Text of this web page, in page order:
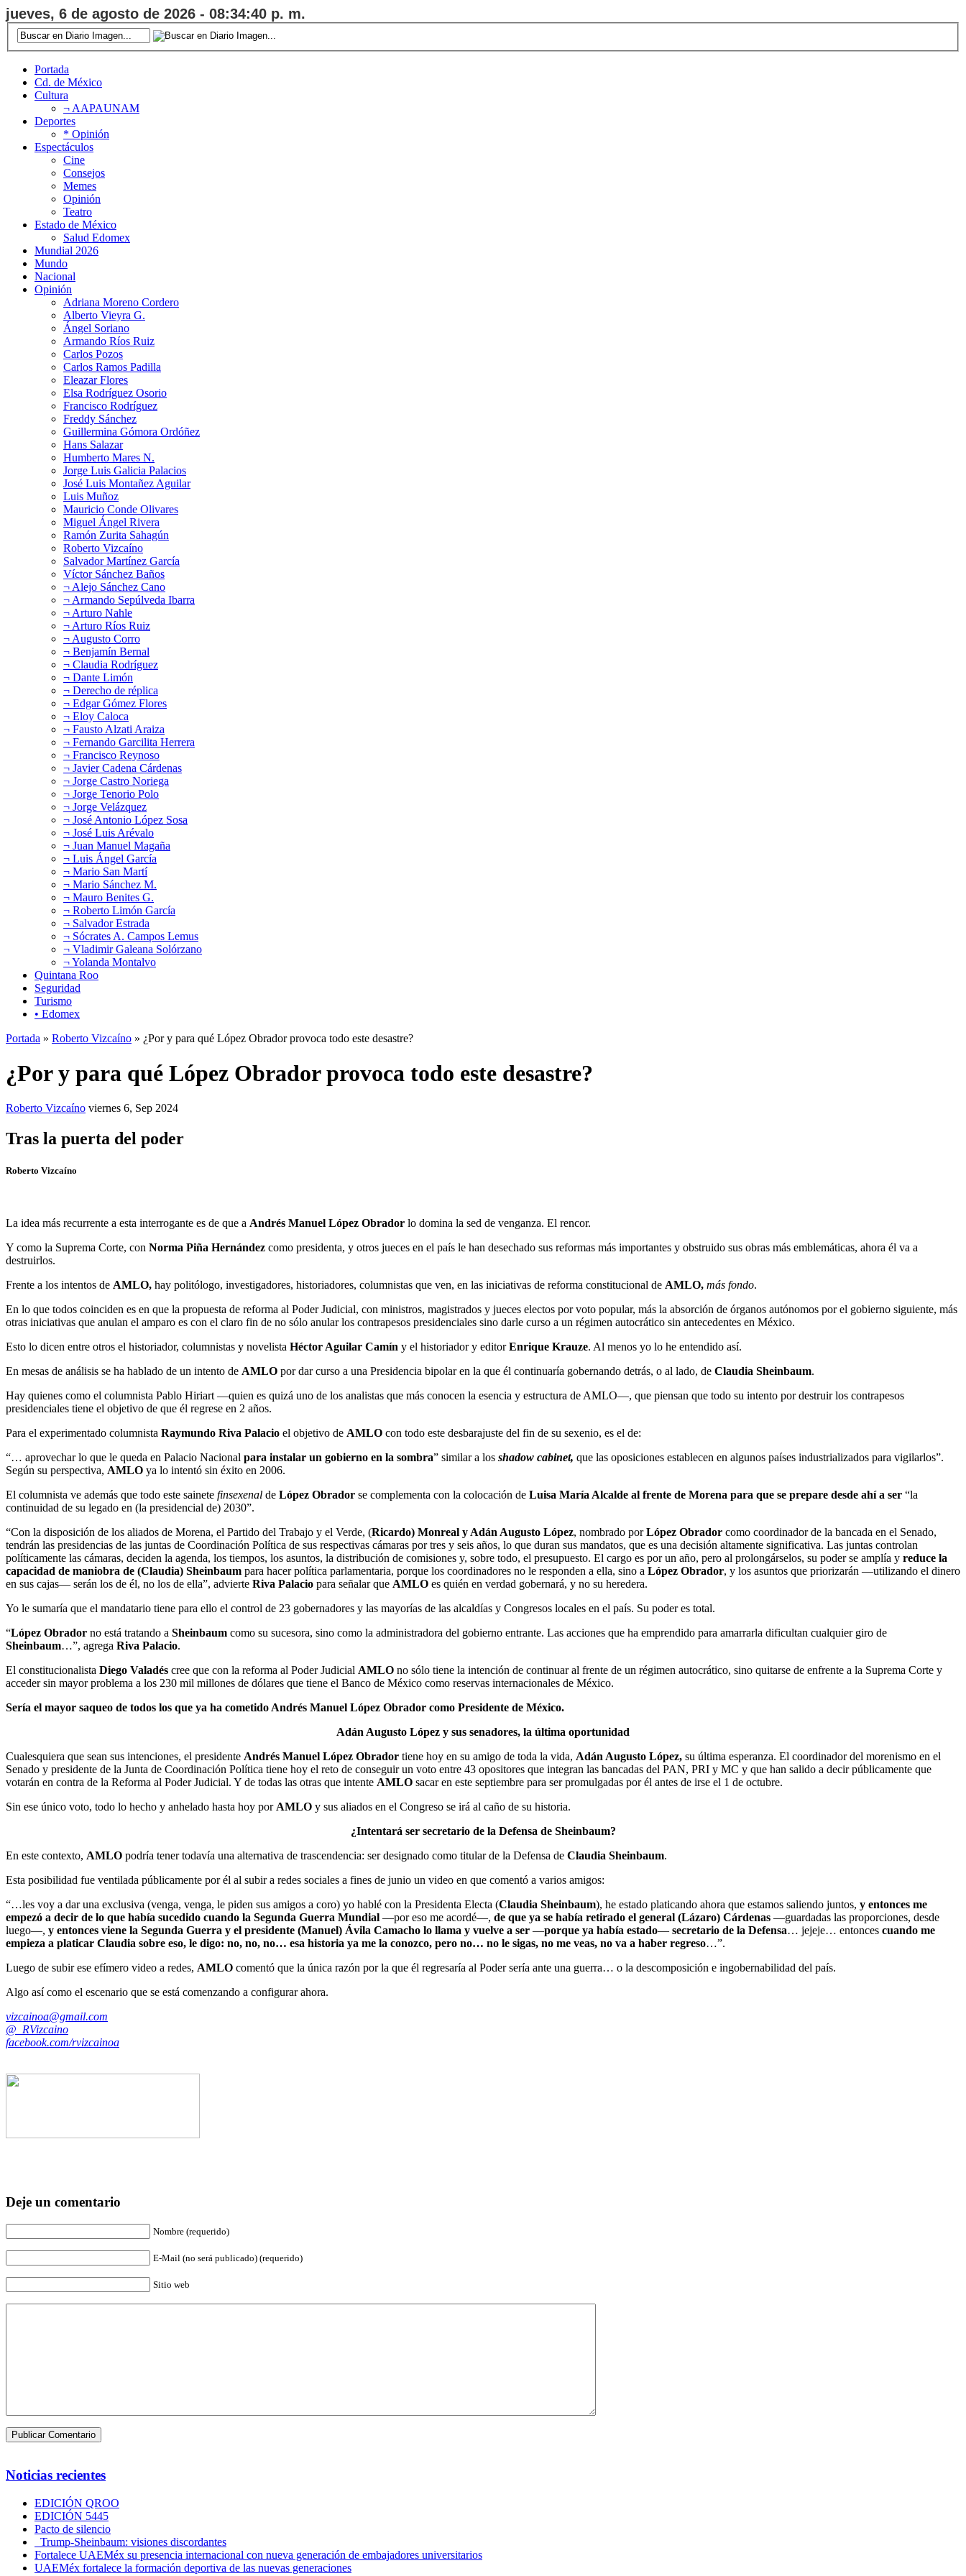
jueves, 6 de agosto de 2026 - 08:34:41 p. m.
Portada
Cd. de México
Cultura
¬ AAPAUNAM
Deportes
* Opinión
Espectáculos
Cine
Consejos
Memes
Opinión
Teatro
Estado de México
Salud Edomex
Mundial 2026
Mundo
Nacional
Opinión
Adriana Moreno Cordero
Alberto Vieyra G.
Ángel Soriano
Armando Ríos Ruiz
Carlos Pozos
Carlos Ramos Padilla
Eleazar Flores
Elsa Rodríguez Osorio
Francisco Rodríguez
Freddy Sánchez
Guillermina Gómora Ordóñez
Hans Salazar
Humberto Mares N.
Jorge Luis Galicia Palacios
José Luis Montañez Aguilar
Luis Muñoz
Mauricio Conde Olivares
Miguel Ángel Rivera
Ramón Zurita Sahagún
Roberto Vizcaíno
Salvador Martínez García
Víctor Sánchez Baños
¬ Alejo Sánchez Cano
¬ Armando Sepúlveda Ibarra
¬ Arturo Nahle
¬ Arturo Ríos Ruiz
¬ Augusto Corro
¬ Benjamín Bernal
¬ Claudia Rodríguez
¬ Dante Limón
¬ Derecho de réplica
¬ Edgar Gómez Flores
¬ Eloy Caloca
¬ Fausto Alzati Araiza
¬ Fernando Garcilita Herrera
¬ Francisco Reynoso
¬ Javier Cadena Cárdenas
¬ Jorge Castro Noriega
¬ Jorge Tenorio Polo
¬ Jorge Velázquez
¬ José Antonio López Sosa
¬ José Luis Arévalo
¬ Juan Manuel Magaña
¬ Luis Ángel García
¬ Mario San Martí
¬ Mario Sánchez M.
¬ Mauro Benites G.
¬ Roberto Limón García
¬ Salvador Estrada
¬ Sócrates A. Campos Lemus
¬ Vladimir Galeana Solórzano
¬ Yolanda Montalvo
Quintana Roo
Seguridad
Turismo
• Edomex
Portada » Roberto Vizcaíno » ¿Por y para qué López Obrador provoca todo este desastre?
¿Por y para qué López Obrador provoca todo este desastre?
Roberto Vizcaíno viernes 6, Sep 2024
Tras la puerta del poder
Roberto Vizcaíno
La idea más recurrente a esta interrogante es de que a Andrés Manuel López Obrador lo domina la sed de venganza. El rencor.
Y como la Suprema Corte, con Norma Piña Hernández como presidenta, y otros jueces en el país le han desechado sus reformas más importantes y obstruido sus obras más emblemáticas, ahora él va a
destruirlos.
Frente a los intentos de AMLO, hay politólogo, investigadores, historiadores, columnistas que ven, en las iniciativas de reforma constitucional de AMLO, más fondo.
En lo que todos coinciden es en que la propuesta de reforma al Poder Judicial, con ministros, magistrados y jueces electos por voto popular, más la absorción de órganos autónomos por el gobierno siguiente, más
otras iniciativas que anulan el amparo es con el claro fin de no sólo anular los contrapesos presidenciales sino darle curso a un régimen autocrático sin antecedentes en México.
Esto lo dicen entre otros el historiador, columnistas y novelista Héctor Aguilar Camín y el historiador y editorEnrique Krauze. Al menos yo lo he entendido así.
En mesas de análisis se ha hablado de un intento de AMLO por dar curso a una Presidencia bipolar en la que él continuaría gobernando detrás, o al lado, de Claudia Sheinbaum.
Hay quienes como el columnista Pablo Hiriart —quien es quizá uno de los analistas que más conocen la esencia y estructura de AMLO—, que piensan que todo su intento por destruir los contrapesos
presidenciales tiene el objetivo de que él regrese en 2 años.
Para el experimentado columnista Raymundo Riva Palacio el objetivo de AMLO con todo este desbarajuste del fin de su sexenio, es el de:
“… aprovechar lo que le queda en Palacio Nacional para instalar un gobierno en la sombra” similar a los shadow cabinet, que las oposiciones establecen en algunos países industrializados para vigilarlos”.
Según su perspectiva, AMLO ya lo intentó sin éxito en 2006.
El columnista ve además que todo este sainete finsexenal de López Obrador se complementa con la colocación de Luisa María Alcalde al frente de Morena para que se prepare desde ahí a ser “la
continuidad de su legado en (la presidencial de) 2030”.
“Con la disposición de los aliados de Morena, el Partido del Trabajo y el Verde, (Ricardo) Monreal y Adán Augusto López, nombrado porLópez Obrador como coordinador de la bancada en el Senado,
tendrán las presidencias de las juntas de Coordinación Política de sus respectivas cámaras por tres y seis años, lo que duran sus mandatos, que es una decisión altamente significativa. Las juntas controlan
políticamente las cámaras, deciden la agenda, los tiempos, los asuntos, la distribución de comisiones y, sobre todo, el presupuesto. El cargo es por un año, pero al prolongárselos, su poder se amplía y reduce la
capacidad de maniobra de (Claudia) Sheinbaum para hacer política parlamentaria, porque los coordinadores no le responden a ella, sino a López Obrador, y los asuntos que priorizarán —utilizando el dinero
en sus cajas— serán los de él, no los de ella”, advierte Riva Palacio para señalar que AMLO es quién en verdad gobernará, y no su heredera.
Yo le sumaría que el mandatario tiene para ello el control de 23 gobernadores y las mayorías de las alcaldías y Congresos locales en el país. Su poder es total.
“López Obrador no está tratando a Sheinbaum como su sucesora, sino como la administradora del gobierno entrante. Las acciones que ha emprendido para amarrarla dificultan cualquier giro de
Sheinbaum…”, agrega Riva Palacio.
El constitucionalista Diego Valadés cree que con la reforma al Poder Judicial AMLO no sólo tiene la intención de continuar al frente de un régimen autocrático, sino quitarse de enfrente a la Suprema Corte y
acceder sin mayor problema a los 230 mil millones de dólares que tiene el Banco de México como reservas internacionales de México.
Sería el mayor saqueo de todos los que ya ha cometido Andrés Manuel López Obrador como Presidente de México.
Adán Augusto López y sus senadores, la última oportunidad
Cualesquiera que sean sus intenciones, el presidente Andrés Manuel López Obrador tiene hoy en su amigo de toda la vida, Adán Augusto López, su última esperanza. El coordinador del morenismo en el
Senado y presidente de la Junta de Coordinación Política tiene hoy el reto de conseguir un voto entre 43 opositores que integran las bancadas del PAN, PRI y MC y que han salido a decir públicamente que
votarán en contra de la Reforma al Poder Judicial. Y de todas las otras que intente AMLO sacar en este septiembre para ser promulgadas por él antes de irse el 1 de octubre.
Sin ese único voto, todo lo hecho y anhelado hasta hoy por AMLO y sus aliados en el Congreso se irá al caño de su historia.
¿Intentará ser secretario de la Defensa de Sheinbaum?
En este contexto, AMLO podría tener todavía una alternativa de trascendencia: ser designado como titular de la Defensa de Claudia Sheinbaum.
Esta posibilidad fue ventilada públicamente por él al subir a redes sociales a fines de junio un video en que comentó a varios amigos:
“…les voy a dar una exclusiva (venga, venga, le piden sus amigos a coro) yo hablé con la Presidenta Electa (Claudia Sheinbaum), he estado platicando ahora que estamos saliendo juntos, y entonces me
empezó a decir de lo que había sucedido cuando la Segunda Guerra Mundial —por eso me acordé—, de que ya se había retirado el general (Lázaro) Cárdenas —guardadas las proporciones, desde
luego—, y entonces viene la Segunda Guerra y el presidente (Manuel) Ávila Camacho lo llama y vuelve a ser —porque ya había estado— secretario de la Defensa… jejeje… entonces cuando me
empieza a platicar Claudia sobre eso, le digo: no, no, no… esa historia ya me la conozco, pero no… no le sigas, no me veas, no va a haber regreso…”.
Luego de subir ese efímero video a redes, AMLO comentó que la única razón por la que él regresaría al Poder sería ante una guerra… o la descomposición e ingobernabilidad del país.
Algo así como el escenario que se está comenzando a configurar ahora.
vizcainoa@gmail.com
@_RVizcaino
facebook.com/rvizcainoa
Deje un comentario
Nombre (requerido)
E-Mail (no será publicado) (requerido)
Sitio web
Noticias recientes
EDICIÓN QROO
EDICIÓN 5445
Pacto de silencio
Trump-Sheinbaum: visiones discordantes
Fortalece UAEMéx su presencia internacional con nueva generación de embajadores universitarios
UAEMéx fortalece la formación deportiva de las nuevas generaciones